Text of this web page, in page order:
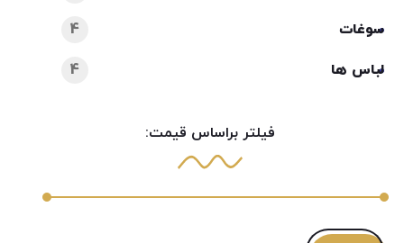
سوغات 4
لباس ها 4
فیلتر براساس قیمت: